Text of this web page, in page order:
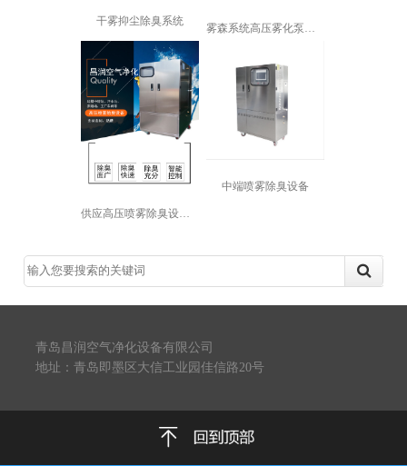
干雾抑尘除臭系统
雾森系统高压雾化泵厂房降温加湿园林景...
供应高压喷雾除臭设备 工厂车间除味支...
中端喷雾除臭设备
青岛昌润空气净化设备有限公司
地址：青岛即墨区大信工业园佳信路20号